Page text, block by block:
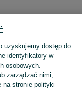
Zobacz
uzyskujemy dostęp do
identyfikatory w
osobowych.
zarządzać nimi,
na stronie polityki